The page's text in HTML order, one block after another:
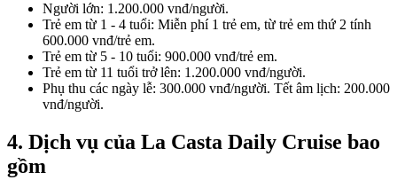
Người lớn: 1.200.000 vnđ/người.
Trẻ em từ 1 - 4 tuổi: Miễn phí 1 trẻ em, từ trẻ em thứ 2 tính
600.000 vnđ/trẻ em.
Trẻ em từ 5 - 10 tuổi: 900.000 vnđ/trẻ em.
Trẻ em từ 11 tuổi trở lên: 1.200.000 vnđ/người.
Phụ thu các ngày lễ: 300.000 vnđ/người. Tết âm lịch: 200.000
vnđ/người.
4. Dịch vụ của La Casta Daily Cruise bao
gồm